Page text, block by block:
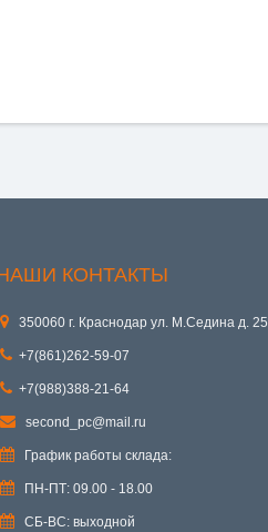
КОНТАКТЫ
350060 г. Краснодар ул. М.Седина д. 25
+7(861)262-59-07
+7(988)388-21-64
second_pc@mail.ru
График работы склада:
ПН-ПТ: 09.00 - 18.00
СБ-ВС: выходной